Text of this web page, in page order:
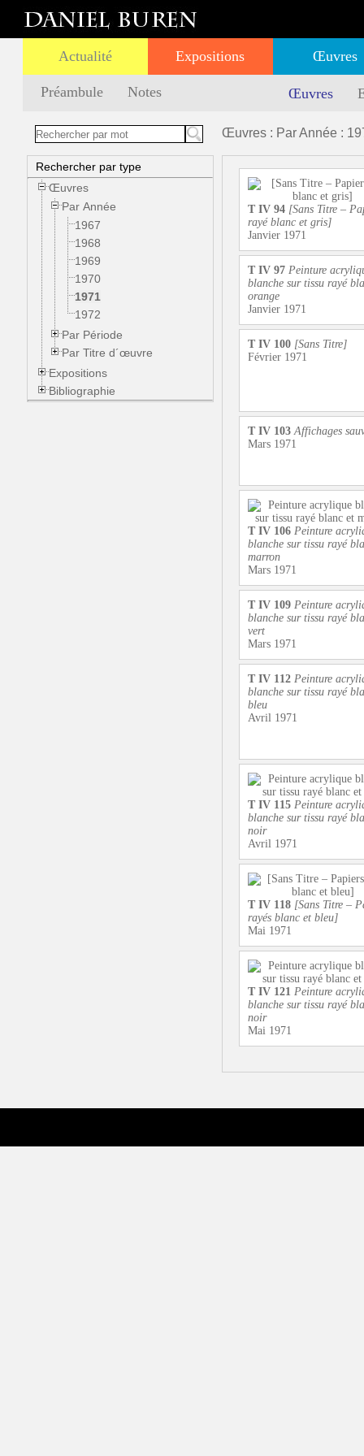
Actualité Expositions Œuvres
Préambule Notes Œuvres
Rechercher par type
Œuvres
Par Année
1967
1968
1969
1970
1971
1972
Par Période
Par Titre d´œuvre
Expositions
Bibliographie
Œuvres : Par Année :
T IV 94 [Sans Titre –
rayé blanc et gris]
Janvier 1971
T IV 97 Peinture
blanche sur tissu rayé
orange
Janvier 1971
T IV 100 [Sans Titre]
Février 1971
T IV 103Affichages
Mars 1971
T IV 106 Peinture
blanche sur tissu rayé
marron
Mars 1971
T IV 109 Peinture
blanche sur tissu rayé
vert
Mars 1971
T IV 112 Peinture
blanche sur tissu rayé
bleu
Avril 1971
T IV 115 Peinture
blanche sur tissu rayé
noir
Avril 1971
T IV 118 [Sans Titre –
rayés blanc et bleu]
Mai 1971
T IV 121 Peinture
blanche sur tissu rayé
noir
Mai 1971